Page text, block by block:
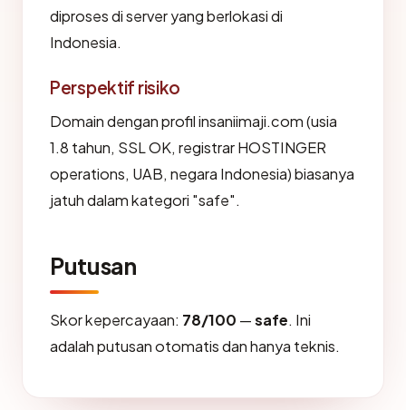
diproses di server yang berlokasi di
Indonesia.
Perspektif risiko
Domain dengan profil insaniimaji.com (usia
1.8 tahun, SSL OK, registrar HOSTINGER
operations, UAB, negara Indonesia) biasanya
jatuh dalam kategori "safe".
Putusan
Skor kepercayaan: 78/100 —safe. Ini
adalah putusan otomatis dan hanya teknis.